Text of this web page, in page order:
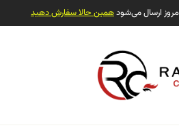
ارسال می‌شودهمین حالا سفارش دهید